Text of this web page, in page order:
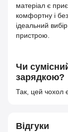
матеріал є
комфортну і
ідеальний
пристрою.
Чи
зарядкою?
Так, цей чохол
Відгуки